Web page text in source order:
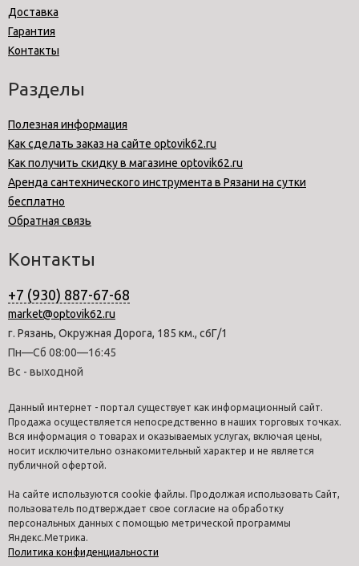
Доставка
Гарантия
Контакты
Разделы
Полезная информация
Как сделать заказ на сайте optovik62.ru
Как получить скидку в магазине optovik62.ru
Аренда сантехнического инструмента в Рязани на сутки
бесплатно
Обратная связь
Контакты
+7 (930) 887-67-68
market@optovik62.ru
г. Рязань, Окружная Дорога, 185 км., с6Г/1
Пн—Сб 08:00—16:45
Вс - выходной
Данный интернет - портал существует как информационный сайт.
Продажа осуществляется непосредственно в наших торговых точках.
Вся информация о товарах и оказываемых услугах, включая цены,
носит исключительно ознакомительный характер и не является
публичной офертой.
На сайте используются cookie файлы. Продолжая использовать Сайт,
пользователь подтверждает свое согласие на обработку
персональных данных с помощью метрической программы
Яндекс.Метрика.
Политика конфиденциальности